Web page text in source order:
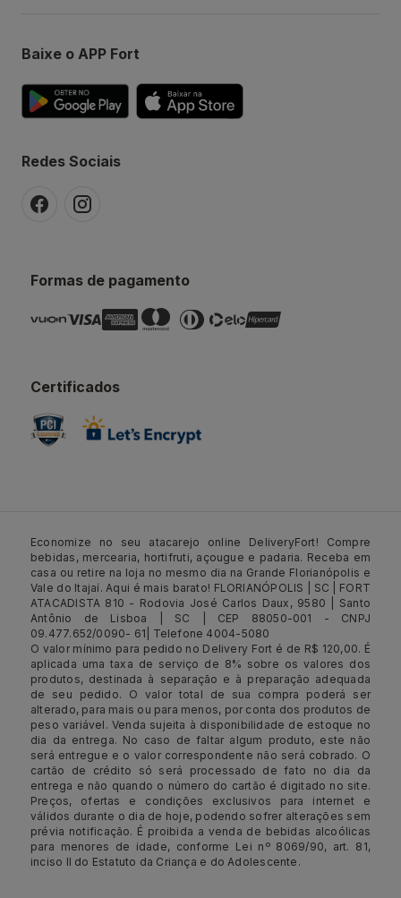
Baixe o APP Fort
Redes Sociais
Formas de pagamento
Certificados
Economize no seu atacarejo online DeliveryFort! Compre
bebidas, mercearia, hortifruti, açougue e padaria. Receba em
casa ou retire na loja no mesmo dia na Grande Florianópolis e
Vale do Itajaí. Aqui é mais barato! FLORIANÓPOLIS | SC | FORT
ATACADISTA 810 - Rodovia José Carlos Daux, 9580 | Santo
Antônio de Lisboa | SC | CEP 88050-001 - CNPJ
09.477.652/0090- 61| Telefone 4004-5080
O valor mínimo para pedido no Delivery Fort é de R$ 120,00. É
aplicada uma taxa de serviço de 8% sobre os valores dos
produtos, destinada à separação e à preparação adequada
de seu pedido. O valor total de sua compra poderá ser
alterado, para mais ou para menos, por conta dos produtos de
peso variável. Venda sujeita à disponibilidade de estoque no
dia da entrega. No caso de faltar algum produto, este não
será entregue e o valor correspondente não será cobrado. O
cartão de crédito só será processado de fato no dia da
entrega e não quando o número do cartão é digitado no site.
Preços, ofertas e condições exclusivos para internet e
válidos durante o dia de hoje, podendo sofrer alterações sem
prévia notificação. É proibida a venda de bebidas alcoólicas
para menores de idade, conforme Lei nº 8069/90, art. 81,
inciso II do Estatuto da Criança e do Adolescente.